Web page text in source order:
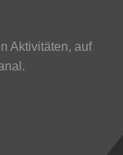
Aktivitäten, auf